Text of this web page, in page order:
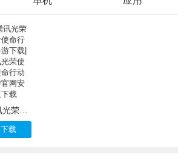
资讯
腾讯光荣使命使命行动手游下载|腾讯光荣使命使命行动手游官网安卓版下载
下载